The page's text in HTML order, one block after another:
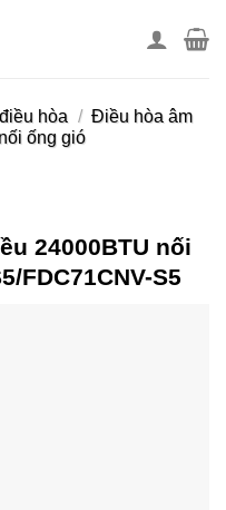
hòa / Điều hòa âm
ống gió
24000BTU nối
FDC71CNV-S5